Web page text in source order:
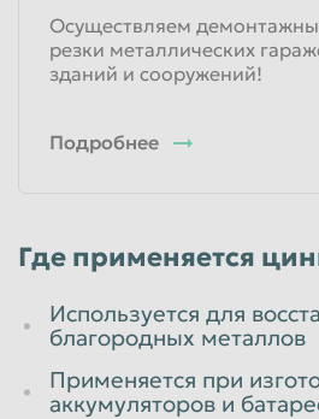
Осуществляем
резки металлических
зданий и сооружений!
Подробнее
Где применяется
Используется для
благородных металлов
Применяется при
аккумуляторов и